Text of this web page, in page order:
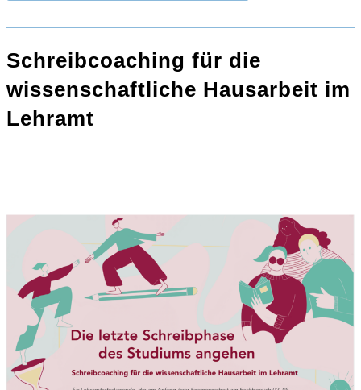
Schreibcoaching für die
wissenschaftliche Hausarbeit im
Lehramt